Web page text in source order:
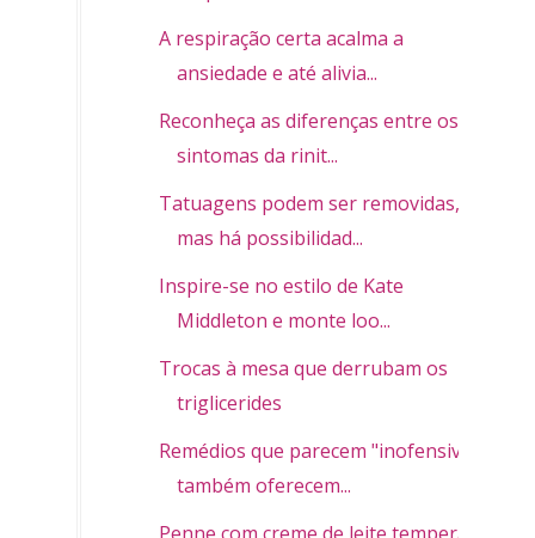
A respiração certa acalma a
ansiedade e até alivia...
Reconheça as diferenças entre os
sintomas da rinit...
Tatuagens podem ser removidas,
mas há possibilidad...
Inspire-se no estilo de Kate
Middleton e monte loo...
Trocas à mesa que derrubam os
triglicerides
Remédios que parecem "inofensivos"
também oferecem...